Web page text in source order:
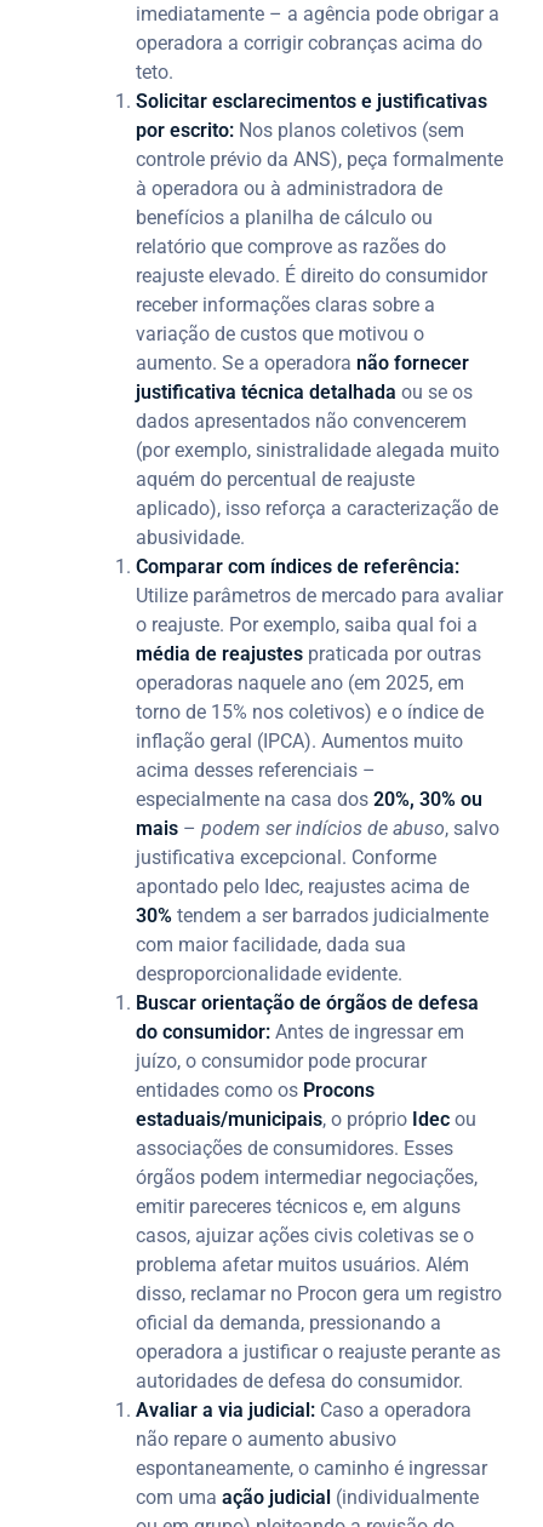
imediatamente – a agência pode obrigar a
operadora a corrigir cobranças acima do
teto.
Solicitar esclarecimentos e justificativas
por escrito: Nos planos coletivos (sem
controle prévio da ANS), peça formalmente
à operadora ou à administradora de
benefícios a planilha de cálculo ou
relatório que comprove as razões do
reajuste elevado. É direito do consumidor
receber informações claras sobre a
variação de custos que motivou o
aumento. Se a operadoranão fornecer
justificativa técnica detalhada ou se os
dados apresentados não convencerem
(por exemplo, sinistralidade alegada muito
aquém do percentual de reajuste
aplicado), isso reforça a caracterização de
abusividade.
Comparar com índices de referência:
Utilize parâmetros de mercado para avaliar
o reajuste. Por exemplo, saiba qual foi a
média de reajustes praticada por outras
operadoras naquele ano (em 2025, em
torno de 15% nos coletivos) e o índice de
inflação geral (IPCA). Aumentos muito
acima desses referenciais –
especialmente na casa dos20%, 30% ou
mais –podem ser indícios de abuso, salvo
justificativa excepcional. Conforme
apontado pelo Idec, reajustes acima de
30% tendem a ser barrados judicialmente
com maior facilidade, dada sua
desproporcionalidade evidente.
Buscar orientação de órgãos de defesa
do consumidor: Antes de ingressar em
juízo, o consumidor pode procurar
entidades como os Procons
estaduais/municipais, o próprio Idec ou
associações de consumidores. Esses
órgãos podem intermediar negociações,
emitir pareceres técnicos e, em alguns
casos, ajuizar ações civis coletivas se o
problema afetar muitos usuários. Além
disso, reclamar no Procon gera um registro
oficial da demanda, pressionando a
operadora a justificar o reajuste perante as
autoridades de defesa do consumidor.
Avaliar a via judicial: Caso a operadora
não repare o aumento abusivo
espontaneamente, o caminho é ingressar
com umaação judicial (individualmente